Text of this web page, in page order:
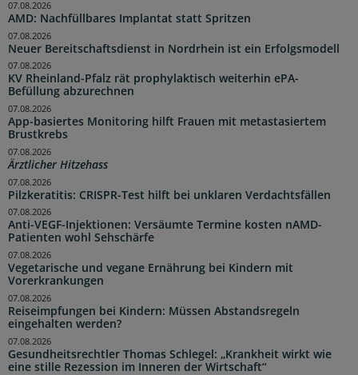
AMD: Nachfüllbares Implantat statt Spritzen
07.08.2026
Neuer Bereitschaftsdienst in Nordrhein ist ein Erfolgsmodell
07.08.2026
KV Rheinland-Pfalz rät prophylaktisch weiterhin ePA-
Befüllung abzurechnen
07.08.2026
App-basiertes Monitoring hilft Frauen mit metastasiertem
Brustkrebs
07.08.2026
Ärztlicher Hitzehass
07.08.2026
Pilzkeratitis: CRISPR-Test hilft bei unklaren Verdachtsfällen
07.08.2026
Anti-VEGF-Injektionen: Versäumte Termine kosten nAMD-
Patienten wohl Sehschärfe
07.08.2026
Vegetarische und vegane Ernährung bei Kindern mit
Vorerkrankungen
07.08.2026
Reiseimpfungen bei Kindern: Müssen Abstandsregeln
eingehalten werden?
07.08.2026
Gesundheitsrechtler Thomas Schlegel: „Krankheit wirkt wie
eine stille Rezession im Inneren der Wirtschaft“
07.08.2026